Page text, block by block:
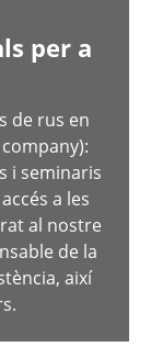
per a
de rus en
i seminaris
a les
al nostre
de la
així